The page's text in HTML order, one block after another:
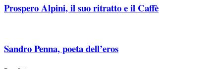
Prospero Alpini, il suo ritratto e il Caffè
Sandro Penna, poeta dell’eros